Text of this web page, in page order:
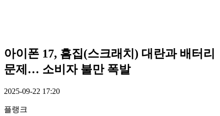
아이폰 17, 흠집(스크래치) 대란과 배터리
문제… 소비자 불만 폭발
2025-09-22 17:20
플랭크